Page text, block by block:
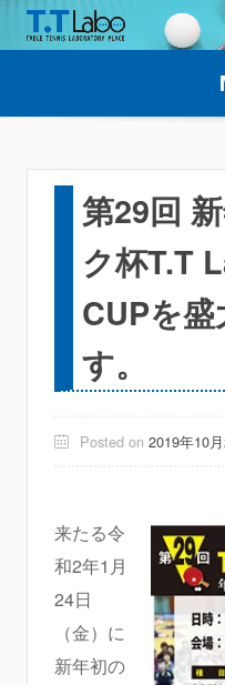
Skip
to
第29回
ク杯T.T
CUPを
す。
Posted on 2019年10
来たる令
和2年1月
24日
（金）に
新年初の